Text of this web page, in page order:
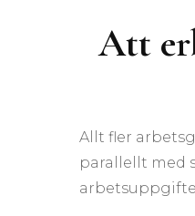
Att
Allt fler
parallellt med